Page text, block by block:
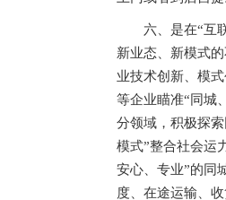
六、是在“互
新业态、新模式
业技术创新、模
等企业瞄准“同城
分领域，积极探
模式”整合社会运
安心、专业”的同
度、在途运输、